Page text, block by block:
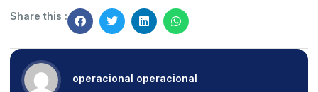
Share this :
operacional operacional